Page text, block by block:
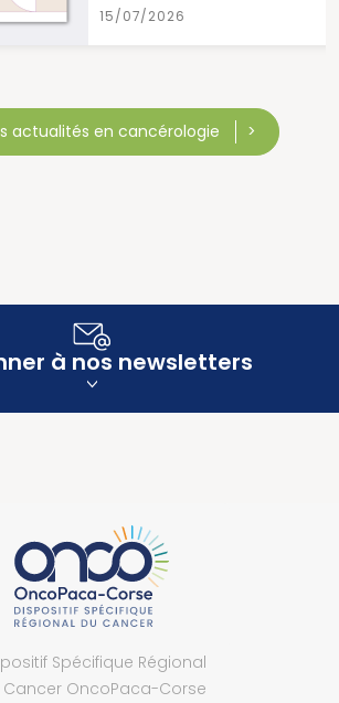
15/07/2026
actualités en cancérologie
à nos newsletters
Spécifique Régional
Cancer OncoPaca-Corse